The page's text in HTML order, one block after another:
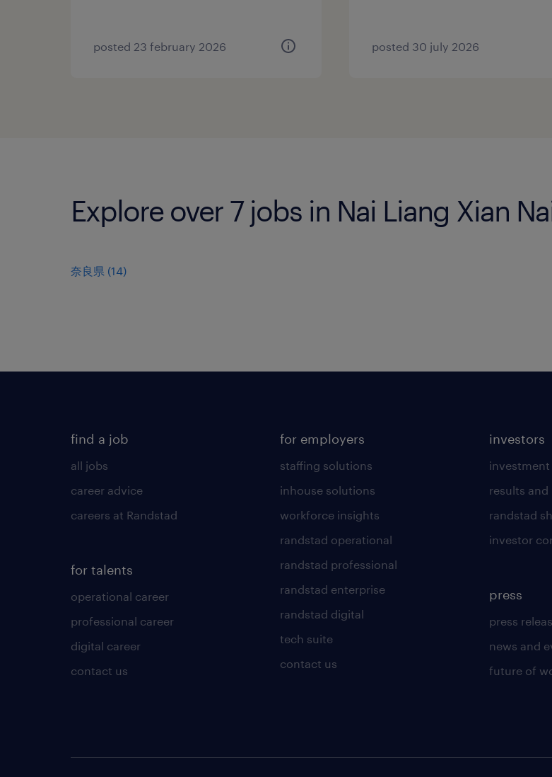
posted 23 february 2026 posted 30 july 2026
Explore over 7 jobs in Nai Liang Xian
奈良県 (14)
find a job
all jobs
career advice
careers at Randstad
for talents
operational career
professional career
digital career
contact us
for employers
staffing solutions
inhouse solutions
workforce insights
randstad operational
randstad professional
randstad enterprise
randstad digital
tech suite
contact us
investors
investment
results and
randstad
investor
press
press
news and
future of